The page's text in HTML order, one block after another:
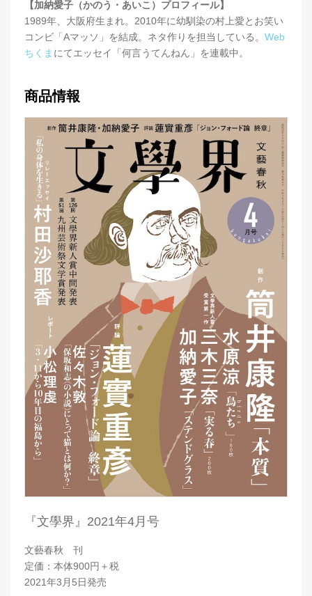
【加納愛子（かのう・あいこ）プロフィール】
1989年、大阪府生まれ。2010年に幼馴染の村上愛とお笑い
コンビ「Aマッソ」を結成。ネタ作りを担当している。 Web
ちくま にてエッセイ「何言うてんねん」を連載中。
商品情報
『文學界』2021年4月号
文藝春秋 刊
定価：本体900円＋税
2021年3月5日発売